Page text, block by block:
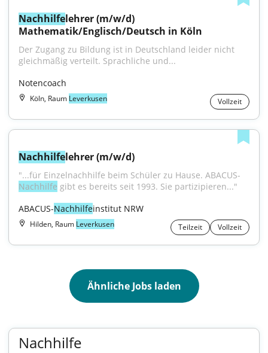
Nachhilfelehrer (m/w/d)
Mathematik/Englisch/Deutsch in Köln
Der Zugang zu Bildung ist in Deutschland leider nicht
gleichmäßig verteilt. Sprachliche und...
Notencoach
Köln, Raum Leverkusen Vollzeit
Nachhilfelehrer (m/w/d)
"...für Einzelnachhilfe beim Schüler zu Hause. ABACUS-
Nachhilfe gibt es bereits seit 1993. Sie partizipieren..."
ABACUS-Nachhilfeinstitut NRW
Hilden, Raum Leverkusen Teilzeit Vollzeit
Ähnliche Jobs laden
Nachhilfe